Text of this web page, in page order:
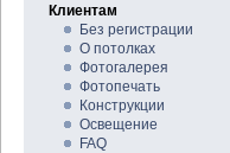
Клиентам
Без регистрации
О потолках
Фотогалерея
Фотопечать
Конструкции
Освещение
FAQ